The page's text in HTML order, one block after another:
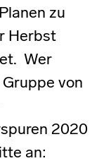
zu
Herbst
Wer
von
2020
an: